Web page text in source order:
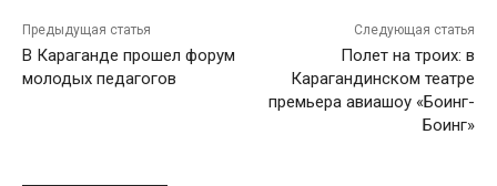
Предыдущая статья
В Караганде прошел форум
молодых педагогов
Следующая статья
Полет на троих: в
Карагандинском театре
премьера авиашоу «Боинг-
Боинг»